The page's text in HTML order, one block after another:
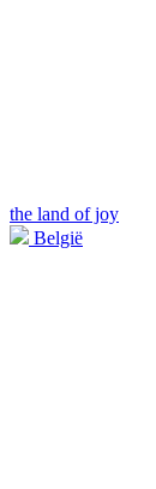
the land of joy
België